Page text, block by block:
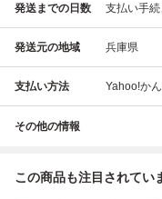
発送までの日数 支払い手
発送元の地域 兵庫県
支払い方法 Yahoo!か
その他の情報
この商品も注目されてい